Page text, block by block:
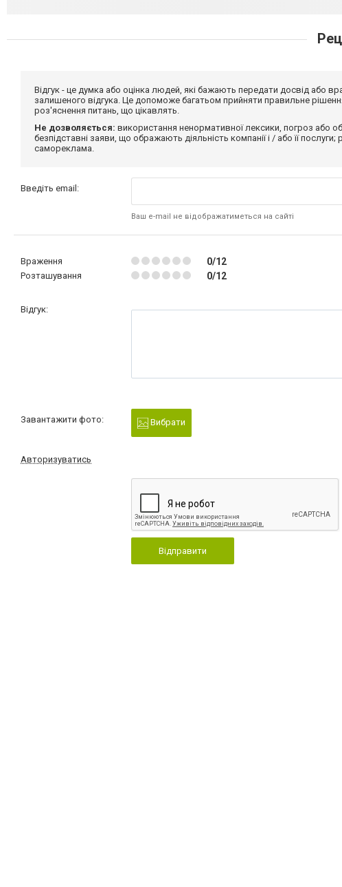
Відгук - це думка або оцінка людей, які бажають передати досвід або
залишеного відгука. Це допоможе багатьом прийняти правильне
роз'яснення питань, що цікавлять.
Не дозволяється: використання ненормативної лексики, погроз або
безпідставні заяви, що ображають діяльність компанії і / або її
самореклама.
Введіть email:
Ваш e-mail не відображатиметься на сайті
Враження 0/12
Розташування 0/12
Відгук:
Завантажити фото: Вибрати
Авторизуватись
Відправити